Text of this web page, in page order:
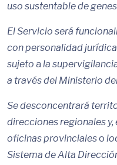
uso sustentable de
El Servicio será
con personalidad
sujeto a la
a través del Ministerio
Se desconcentrará
direcciones regionales y,
oficinas provincialeso
Sistema de Alta